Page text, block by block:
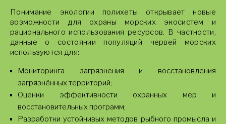
Понимание экологии полихеты открывает новые
возможности для охраны морских экосистем и
рационального использования ресурсов. В частности,
данные о состоянии популяций червей морских
используются для:
Мониторинга загрязнения и восстановления
загрязнённых территорий;
Оценки эффективности охранных мер и
восстановительных программ;
Разработки устойчивых методов рыбного промысла и